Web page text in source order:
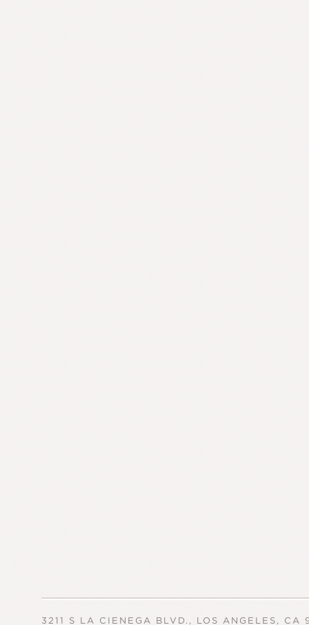
3211 S LA CIENEGA BLVD., LOS ANGELES, CA